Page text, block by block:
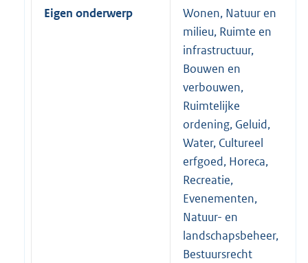
Eigen onderwerp
Wonen, Natuur en
milieu, Ruimte en
infrastructuur,
Bouwen en
verbouwen,
Ruimtelijke
ordening, Geluid,
Water, Cultureel
erfgoed, Horeca,
Recreatie,
Evenementen,
Natuur- en
landschapsbeheer,
Bestuursrecht